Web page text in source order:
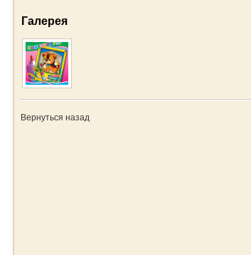
Галерея
Вернуться назад